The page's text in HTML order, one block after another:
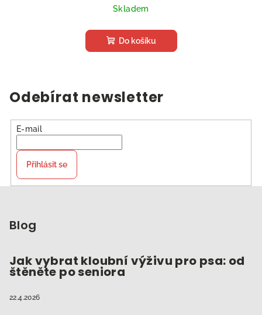
Skladem
Do košíku
Odebírat newsletter
E-mail
Přihlásit se
Blog
Jak vybrat kloubní výživu pro psa: od
štěněte po seniora
22.4.2026